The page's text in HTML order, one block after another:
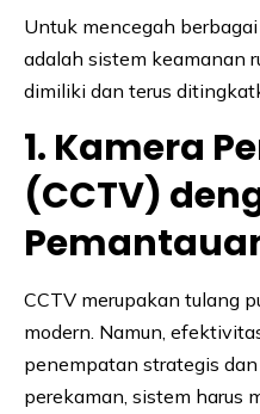
Untuk mencegah
adalah sistem keamanan
dimiliki dan terus
1. Kamera
(CCTV)
CCTV merupakan tulang
modern. Namun,
penempatan strategis
perekaman, sistem harus